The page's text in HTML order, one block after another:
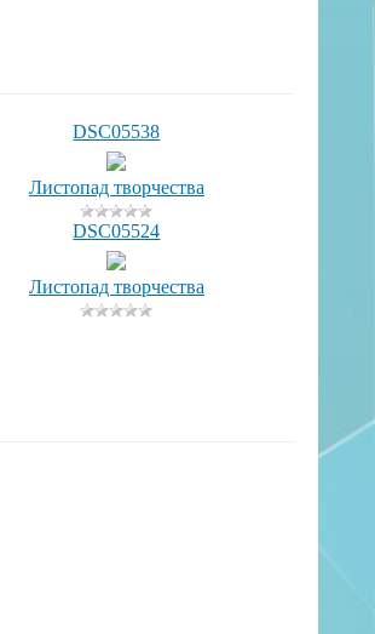
DSC05538
Листопад творчества
DSC05524
Листопад творчества